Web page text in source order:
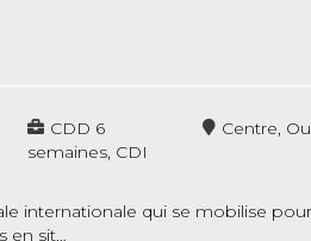
CDD 6
semaines, CDI
Centre,
internationale qui se mobilise
en sit…